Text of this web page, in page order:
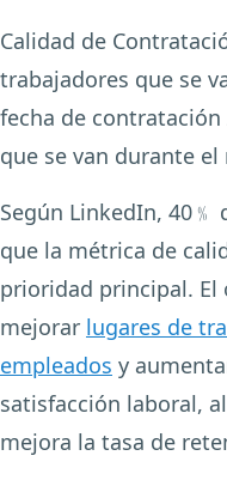
Calidad de
trabajadores que se
fecha de
que se van durante
Según LinkedIn, 40﹪
que la métrica de
prioridad principal. El
mejorar lugares de
empleados y
satisfacción laboral,
mejora la tasa de